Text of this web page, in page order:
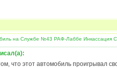
на Службе №43 РАФ-Лаббе Инкассация
что этот автомобиль проигрывал